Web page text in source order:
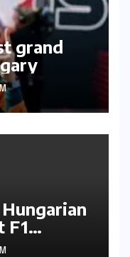
grand
F1